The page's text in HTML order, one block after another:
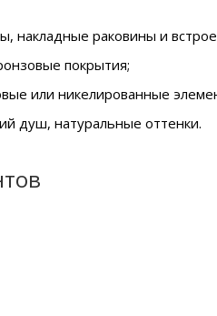
накладные раковины и
покрытия;
или никелированные
душ, натуральные оттенки.